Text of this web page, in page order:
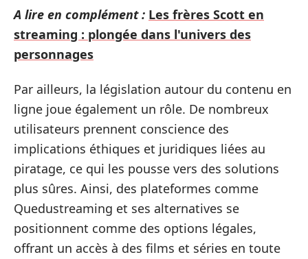
A lire en complément : Les frères Scott en
streaming : plongée dans l'univers des
personnages
Par ailleurs, la législation autour du contenu en
ligne joue également un rôle. De nombreux
utilisateurs prennent conscience des
implications éthiques et juridiques liées au
piratage, ce qui les pousse vers des solutions
plus sûres. Ainsi, des plateformes comme
Quedustreaming et ses alternatives se
positionnent comme des options légales,
offrant un accès à des films et séries en toute